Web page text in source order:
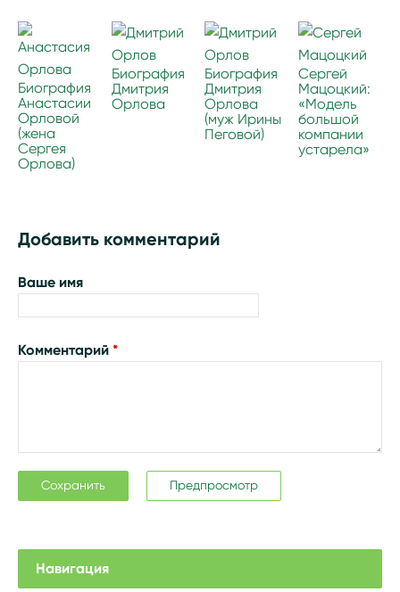
Биография
Анастасии
Орловой
(жена
Сергея
Орлова)
Биография
Дмитрия
Орлова
Биография
Дмитрия
Орлова
(муж Ирины
Пеговой)
Сергей
Мацоцкий:
«Модель
большой
компании
устарела»
Добавить комментарий
Ваше имя
Комментарий*
Навигация